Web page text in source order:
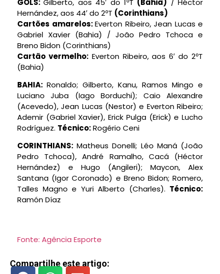
Hernández, aos 44′ do 2ºT (Corinthians)
Cartões amarelos:Everton Ribeiro, Jean Lucas e
Gabriel Xavier (Bahia) / João Pedro Tchoca e
Breno Bidon (Corinthians)
Cartão vermelho:Everton Ribeiro, aos 6′ do 2ºT
(Bahia)
BAHIA: Ronaldo; Gilberto, Kanu, Ramos Mingo e
Luciano Juba (Iago Borduchi); Caio Alexandre
(Acevedo), Jean Lucas (Nestor) e Everton Ribeiro;
Ademir (Gabriel Xavier), Erick Pulga (Erick) e Lucho
Rodríguez. Técnico:Rogério Ceni
CORINTHIANS: Matheus Donelli; Léo Maná (João
Pedro Tchoca), André Ramalho, Cacá (Héctor
Hernández) e Hugo (Angileri); Maycon, Alex
Santana (Igor Coronado) e Breno Bidon; Romero,
Talles Magno e Yuri Alberto (Charles). Técnico:
Ramón Díaz
Fonte: Agência Esporte
Compartilhe este artigo: